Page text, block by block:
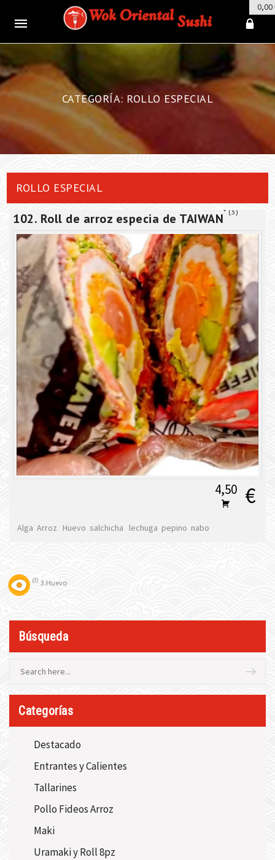
Mobile
navigation
CATEGORÍA: ROLLO ESPECIAL
Skip to content
ROLLO ESPECIAL
102. Roll de arroz especia de TAIWAN 3
4,50 €
Alga Arroz Huevo salchicha lechuga pepino nabo
3 3.Huevo
Búsqueda
Categorías
Destacado
Entrantes y Calientes
Tallarines
Pollo Fideos Arroz
Maki
Uramaki y Roll 8pz
0,00